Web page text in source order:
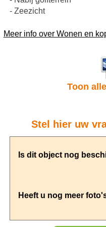
- Zeezicht
Meer info over Wonen en
Toon
Stel hier uw